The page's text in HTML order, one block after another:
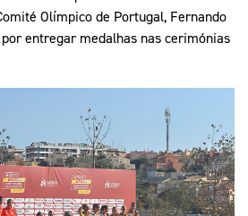
Olímpico de Portugal, Fernando
entregar medalhas nas cerimónias